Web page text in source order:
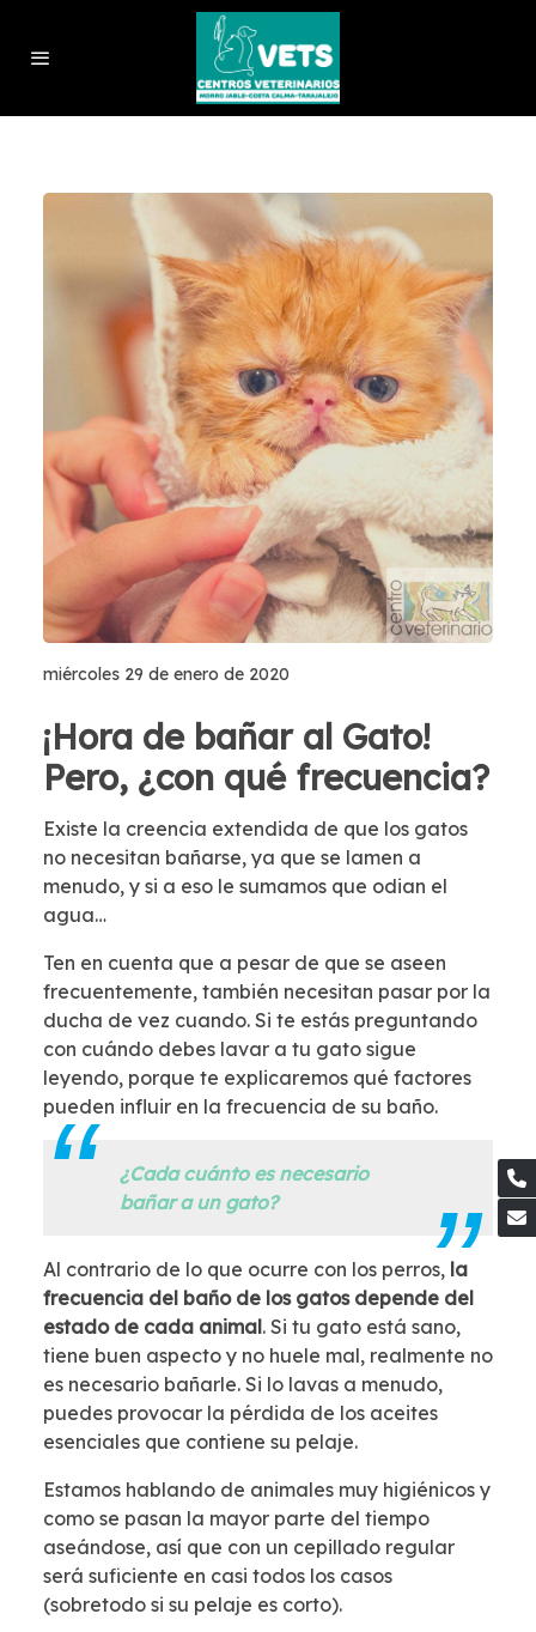
miércoles 29 de enero de 2020
¡Hora de bañar al Gato!
Pero, ¿con qué frecuencia?
Existe la creencia extendida de que los gatos
no necesitan bañarse, ya que se lamen a
menudo, y si a eso le sumamos que odian el
agua…
Ten en cuenta que a pesar de que se aseen
frecuentemente, también necesitan pasar por la
ducha de vez cuando. Si te estás preguntando
con cuándo debes lavar a tu gato sigue
leyendo, porque te explicaremos qué factores
pueden influir en la frecuencia de su baño.
¿Cada cuánto es necesario
bañar a un gato?
Al contrario de lo que ocurre con los perros, la
frecuencia del baño de los gatos depende del
estado de cada animal. Si tu gato está sano,
tiene buen aspecto y no huele mal, realmente no
es necesario bañarle. Si lo lavas a menudo,
puedes provocar la pérdida de los aceites
esenciales que contiene su pelaje.
Estamos hablando de animales muy higiénicos y
como se pasan la mayor parte del tiempo
aseándose, así que con un cepillado regular
será suficiente en casi todos los casos
(sobretodo si su pelaje es corto).